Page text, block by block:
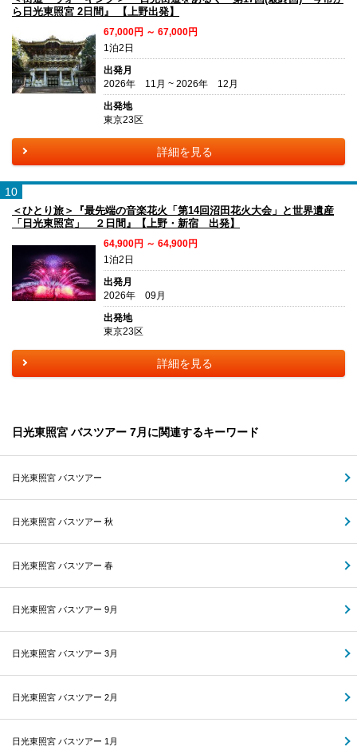
ら日光東照宮 2日間』 【上野出発】
67,000円 ～ 67,000円
1泊2日
出発月
2026年 11月 ~ 2026年 12月
出発地
東京23区
詳細を見る
10
＜ひとり旅＞『最先端の音楽花火「第14回沼田花火大会」と世界遺産
「日光東照宮」 ２日間』【上野・新宿 出発】
64,900円 ～ 64,900円
1泊2日
出発月
2026年 09月
出発地
東京23区
詳細を見る
日光東照宮 バスツアー 7月に関連するキーワード
日光東照宮 バスツアー
日光東照宮 バスツアー 秋
日光東照宮 バスツアー 春
日光東照宮 バスツアー 9月
日光東照宮 バスツアー 3月
日光東照宮 バスツアー 2月
日光東照宮 バスツアー 1月